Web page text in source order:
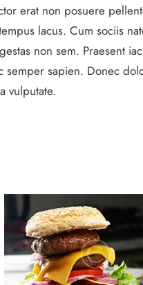
erat non posuere
lacus. Cum sociis
non sem. Praesent
semper sapien. Donec
vulputate.